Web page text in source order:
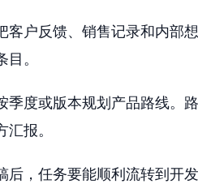
户反馈、销售记录和内部
。
度或版本规划产品路线。
报。
，任务要能顺利流转到开